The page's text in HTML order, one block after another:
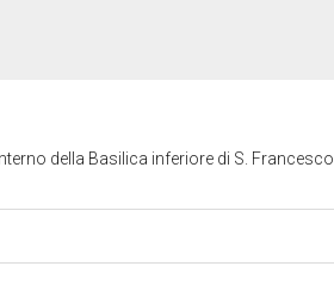
della Basilica inferiore di S. Francesco